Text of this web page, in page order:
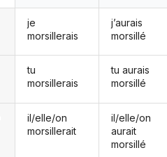
je
morsillerais
tu
morsillerais
il/elle/on
morsillerait
j’aurais
morsillé
tu aurais
morsillé
il/elle/on
aurait
morsillé